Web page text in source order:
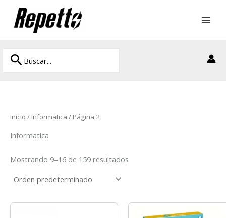
contenido
Buscar
por:
Buscar
Inicio / Informatica / Página 2
Informatica
Mostrando 9–16 de 159 resultados